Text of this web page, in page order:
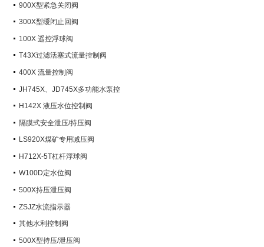
900X型紧急关闭阀
300X型缓闭止回阀
100X 遥控浮球阀
T43X过滤活塞式流量控制阀
400X 流量控制阀
JH745X、JD745X多功能水泵控
制阀H142X 液压水位控制阀
隔膜式安全泄压/持压阀
LS920X煤矿专用减压阀
H712X-5T杠杆浮球阀
W100D定水位阀
500X持压泄压阀
ZSJZ水流指示器
其他水利控制阀
500X型持压/泄压阀